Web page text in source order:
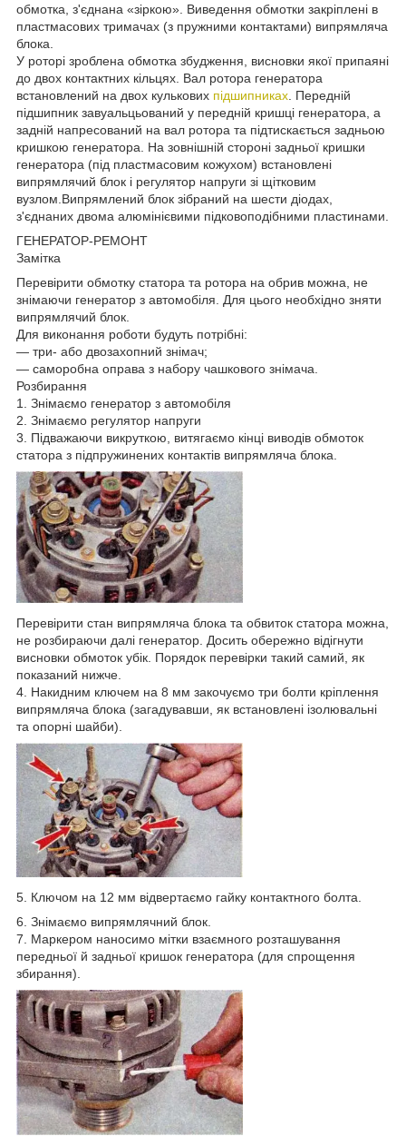
обмотка, з'єднана «зіркою». Виведення обмотки закріплені в
пластмасових тримачах (з пружними контактами) випрямляча
блока.
У роторі зроблена обмотка збудження, висновки якої припаяні
до двох контактних кільцях. Вал ротора генератора
встановлений на двох кулькових підшипниках . Передній
підшипник завуальцьований у передній кришці генератора, а
задній напресований на вал ротора та підтискається задньою
кришкою генератора. На зовнішній стороні задньої кришки
генератора (під пластмасовим кожухом) встановлені
випрямлячий блок і регулятор напруги зі щітковим
вузлом.Випрямлений блок зібраний на шести діодах,
з'єднаних двома алюмінієвими підковоподібними пластинами.
ГЕНЕРАТОР-РЕМОНТ
Замітка
Перевірити обмотку статора та ротора на обрив можна, не
знімаючи генератор з автомобіля. Для цього необхідно зняти
випрямлячий блок.
Для виконання роботи будуть потрібні:
— три- або двозахопний знімач;
— саморобна оправа з набору чашкового знімача.
Розбирання
1. Знімаємо генератор з автомобіля
2. Знімаємо регулятор напруги
3. Підважаючи викруткою, витягаємо кінці виводів обмоток
статора з підпружинених контактів випрямляча блока.
Перевірити стан випрямляча блока та обвиток статора можна,
не розбираючи далі генератор. Досить обережно відігнути
висновки обмоток убік. Порядок перевірки такий самий, як
показаний нижче.
4. Накидним ключем на 8 мм закочуємо три болти кріплення
випрямляча блока (загадувавши, як встановлені ізолювальні
та опорні шайби).
5. Ключом на 12 мм відвертаємо гайку контактного болта.
6. Знімаємо випрямлячний блок.
7. Маркером наносимо мітки взаємного розташування
передньої й задньої кришок генератора (для спрощення
збирання).